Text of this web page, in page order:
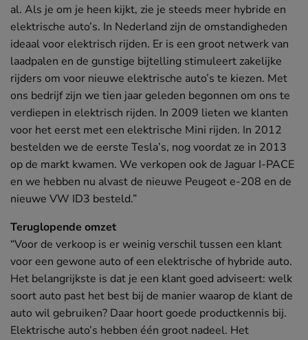
Verhalen van de werkvloer MEER
Bij Wolves staat niemand alleen
‘Ik zie mensen weer lachen’
Salesmanager verkoopt nee
Mijn voertuig en ik MEER
Unieke Chrysler Blackcruiser
al. Als je om je heen kijkt, zie je steeds meer hybride en
elektrische auto’s. In Nederland zijn de omstandigheden
ideaal voor elektrisch rijden. Er is een groot netwerk van
laadpalen en de gunstige bijtelling stimuleert zakelijke
rijders om voor nieuwe elektrische auto’s te kiezen. Met
ons bedrijf zijn we tien jaar geleden begonnen om ons te
verdiepen in elektrisch rijden. In 2009 lieten we klanten
voor het eerst met een elektrische Mini rijden. In 2012
bestelden we de eerste Tesla’s, nog voordat ze in 2013
op de markt kwamen. We verkopen ook de Jaguar I-PACE
en we hebben nu alvast de nieuwe Peugeot e-208 en de
nieuwe VW ID3 besteld.”
Teruglopende omzet
“Voor de verkoop is er weinig verschil tussen een klant
voor een gewone auto of een elektrische of hybride auto.
Het belangrijkste is dat je een klant goed adviseert: welk
soort auto past het best bij de manier waarop de klant de
auto wil gebruiken? Daar hoort goede productkennis bij.
Elektrische auto’s hebben één groot nadeel. Het